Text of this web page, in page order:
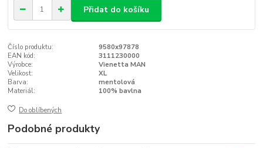
Přidat do košíku
Číslo produktu:
9580x97878
EAN kód:
3111230000
Výrobce:
Vienetta MAN
Velikost:
XL
Barva:
mentolová
Materiál:
100% bavlna
Do oblíbených
Podobné produkty